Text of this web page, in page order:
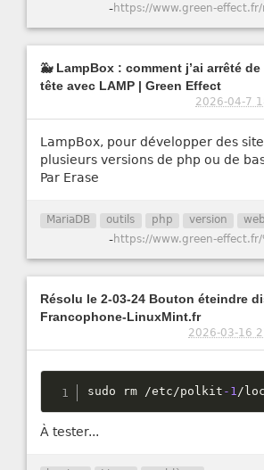
-
🐳 LampBox : comment j’ai arrêté
tête avec LAMP | Green Effect
2026-04-7
LampBox, pour développer des
plusieurs versions de php ou de
Par Erase
MariaDB outils php version
-
Résolu le 2-03-24 Bouton éteindre
Francophone-LinuxMint.fr
2026-03-16
sudo rm /etc/polkit -1/
À tester...